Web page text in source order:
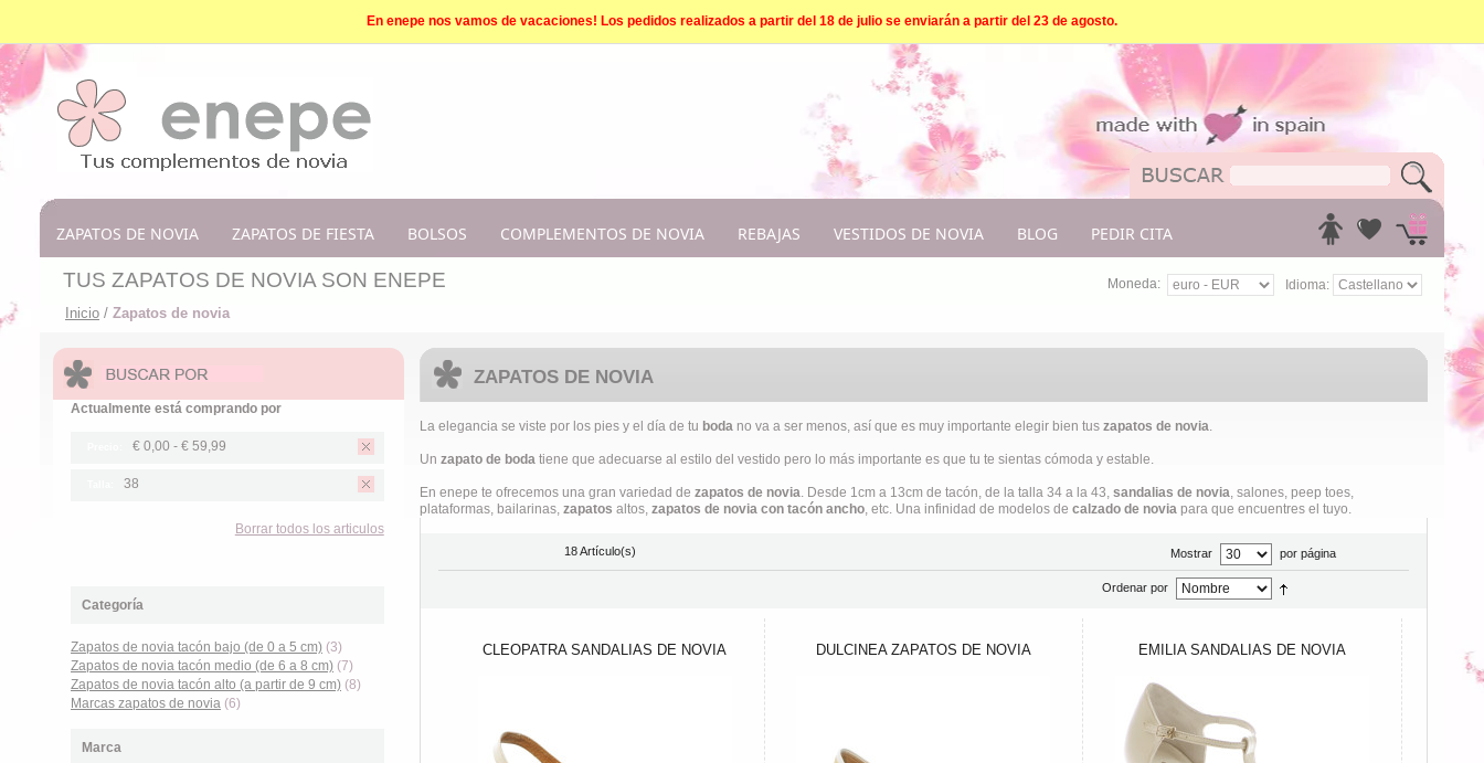
En enepe nos vamos de vacaciones! Los pedidos realizados a partir del 18 de julio se enviarán a partir del 23 de agosto.
ZAPATOS DE NOVIA ZAPATOS DE FIESTA BOLSOS COMPLEMENTOS DE NOVIA REBAJAS VESTIDOS DE NOVIA BLOG PEDIR CITA
Idioma:
Moneda:
TUS ZAPATOS DE NOVIA SON ENEPE
Inicio / Zapatos de novia
Actualmente está comprando por
€ 0,00 - € 59,99
38
Borrar todos los articulos
Categoría
Zapatos de novia tacón bajo (de 0 a 5 cm) (3)
Zapatos de novia tacón medio (de 6 a 8 cm) (7)
Zapatos de novia tacón alto (a partir de 9 cm) (8)
Marcas zapatos de novia (6)
Marca
ZAPATOS DE NOVIA
La elegancia se viste por los pies y el día de tu bodano va a ser menos, así que es muy importante elegir bien tus zapatos de novia.
Un zapato de bodatiene que adecuarse al estilo del vestido pero lo más importante es que tu te sientas cómoda y estable.
En enepe te ofrecemos una gran variedad de zapatos de novia. Desde 1cm a 13cm de tacón, de la talla 34 a la 43, sandalias de novia, salones, peep toes,
plataformas, bailarinas, zapatos altos, zapatos de novia con tacón ancho, etc. Una infinidad de modelos de calzado de noviapara que encuentres el tuyo.
18 Artículo(s) Mostrar por página
Ordenar por
CLEOPATRA SANDALIAS DE NOVIA DULCINEA ZAPATOS DE NOVIA EMILIA SANDALIAS DE NOVIA